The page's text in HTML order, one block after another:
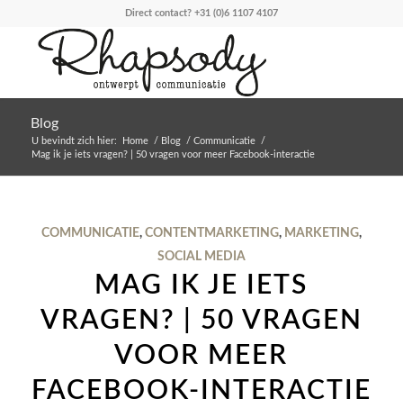
Direct contact? +31 (0)6 1107 4107
Blog
U bevindt zich hier: Home / Blog / Communicatie
/
Mag ik je iets vragen? | 50 vragen voor meer Facebook-interactie
COMMUNICATIE, CONTENTMARKETING, MARKETING,
SOCIAL MEDIA
MAG IK JE IETS
VRAGEN? | 50 VRAGEN
VOOR MEER
FACEBOOK-INTERACTIE